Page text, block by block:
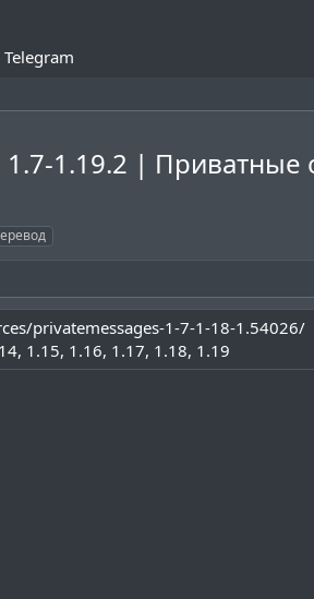
Telegram
1.19.2 | Приватные
privatemessages-1-7-1-18-1.54026/
1.15 1.16 1.17 1.18 1.19